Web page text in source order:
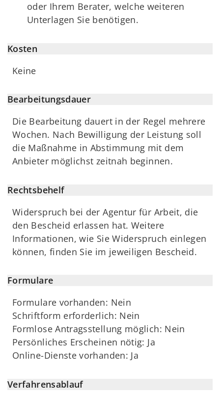
oder Ihrem Berater, welche weiteren
Unterlagen Sie benötigen.
Kosten
Keine
Bearbeitungsdauer
Die Bearbeitung dauert in der Regel mehrere
Wochen. Nach Bewilligung der Leistung soll
die Maßnahme in Abstimmung mit dem
Anbieter möglichst zeitnah beginnen.
Rechtsbehelf
Widerspruch bei der Agentur für Arbeit, die
den Bescheid erlassen hat. Weitere
Informationen, wie Sie Widerspruch einlegen
können, finden Sie im jeweiligen Bescheid.
Formulare
Formulare vorhanden: Nein
Schriftform erforderlich: Nein
Formlose Antragsstellung möglich: Nein
Persönliches Erscheinen nötig: Ja
Online-Dienste vorhanden: Ja
Verfahrensablauf